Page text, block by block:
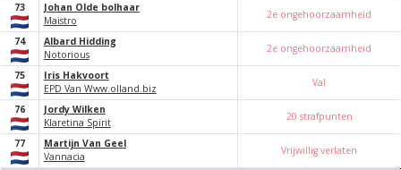
73
Johan Olde bolhaar
Maistro
2e ongehoorzaamheid
74
Albard Hidding
Notorious
2e ongehoorzaamheid
75
Iris Hakvoort
EPD Van Www.olland.biz
Val
76
Jordy Wilken
Klaretina Spirit
20 strafpunten
77
Martijn Van Geel
Vannacia
Vrijwillig verlaten